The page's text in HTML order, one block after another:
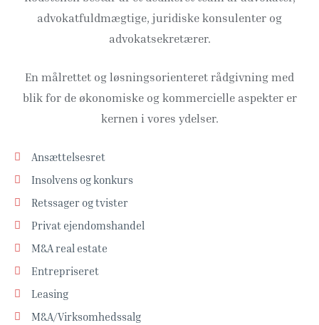
Ansættelsesret
Insolvens og konkurs
Retssager og tvister
Privat ejendomshandel
M&A real estate
Entrepriseret
Leasing
M&A/Virksomhedssalg
advokatfuldmægtige, juridiske konsulenter og
advokatsekretærer.
En målrettet og løsningsorienteret rådgivning med
blik for de økonomiske og kommercielle aspekter er
kernen i vores ydelser.